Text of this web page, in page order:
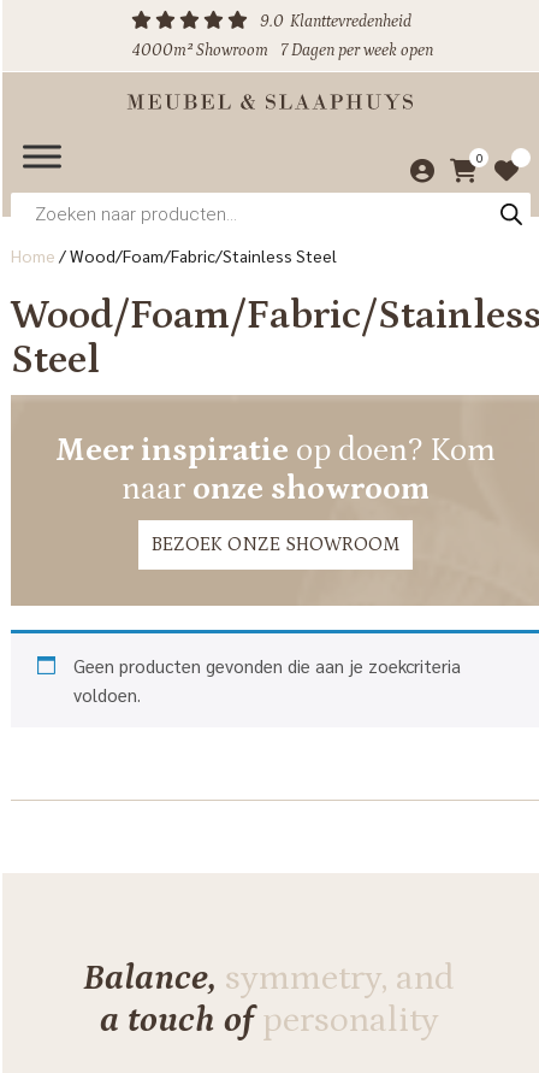
9.0 Klanttevredenheid
4000m² Showroom
7 Dagen per week open
0
Producten
zoeken
Home /Wood/Foam/Fabric/Stainless Steel
Wood/Foam/Fabric/
Steel
Meer inspiratie op doen? Kom
naar onze showroom
BEZOEK ONZE SHOWROOM
Geen producten gevonden die aan je zoekcriteria
voldoen.
Balance, symmetry, and
a touch ofpersonality